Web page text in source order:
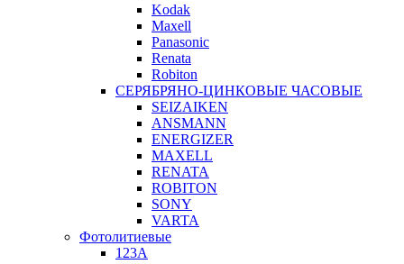
Kodak
Maxell
Panasonic
Renata
Robiton
СЕРЯБРЯНО-ЦИНКОВЫЕ ЧАСОВЫЕ
SEIZAIKEN
ANSMANN
ENERGIZER
MAXELL
RENATA
ROBITON
SONY
VARTA
Фотолитиевые
123A